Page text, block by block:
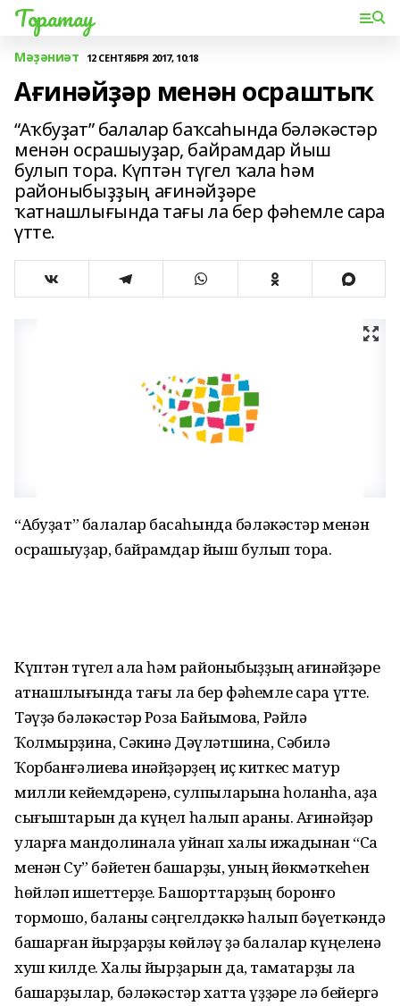
Торатау
Мәҙәниәт 12 СЕНТЯБРЯ 2017, 10:18
Ағинәйҙәр менән осраштыҡ
“Аҡбуҙат” балалар баҡсаһында бәләкәстәр
менән осрашыуҙар, байрамдар йыш
булып тора. Күптән түгел ҡала һәм
районыбыҙҙың ағинәйҙәре
ҡатнашлығында тағы ла бер фәһемле сара
үтте.
“Аҡбуҙат” балалар баҡсаһында бәләкәстәр менән
осрашыуҙар, байрамдар йыш булып тора.
Күптән түгел ҡала һәм районыбыҙҙың ағинәйҙәре
ҡатнашлығында тағы ла бер фәһемле сара үтте.
Тәүҙә бәләкәстәр Роза Байымова, Рәйлә
Ҡолмырҙина, Сәкинә Дәүләтшина, Сәбилә
Ҡорбанғәлиева инәйҙәрҙең иҫ киткес матур
милли кейемдәренә, сулпыларына һоҡланһа, аҙаҡ
сығыштарын да күңел һалып ҡараны. Ағинәйҙәр
уларға мандолинала уйнап халыҡ ижадынан “Саҡ
менән Суҡ” бәйетен башҡарҙы, уның йөкмәткеһен
һөйләп ишеттерҙе. Башҡорттарҙың боронғо
тормошо, баланы сәңгелдәккә һалып бәүеткәндә
башҡарған йырҙарҙы көйләү ҙә балалар күңеленә
хуш килде. Халыҡ йырҙарын да, таҡмаҡтарҙы ла
башҡарҙылар, бәләкәстәр хатта үҙҙәре лә бейергә